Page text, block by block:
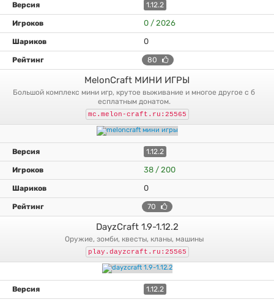
1.12.2
0 / 2026
0
80
MelonCraft МИНИ ИГРЫ
большой комплекс мини игр, крутое выживание и многое другое с б
есплатным донатом.
mc.melon-craft.ru:25565
1.12.2
38 / 200
0
70
DayzCraft 1.9-1.12.2
оружие, зомби, квесты, кланы, машины
play.dayzcraft.ru:25565
1.12.2